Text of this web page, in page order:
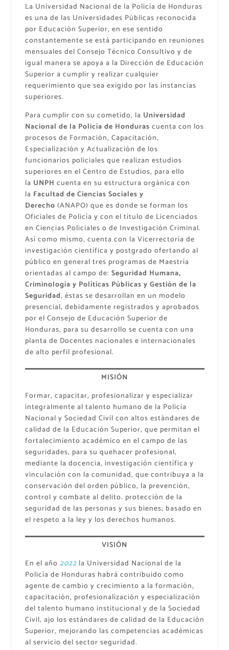
La Universidad Nacional de la Policía de Honduras
es una de las Universidades Públicas reconocida
por Educación Superior, en ese sentido
constantemente se está participando en reuniones
mensuales del Consejo Técnico Consultivo y de
igual manera se apoya a la Dirección de Educación
Superior a cumplir y realizar cualquier
requerimiento que sea exigido por las instancias
superiores.
Para cumplir con su cometido, la Universidad
Nacional de la Policía de Honduras cuenta con los
procesos de Formación, Capacitación,
Especialización y Actualización de los
funcionarios policiales que realizan estudios
superiores en el Centro de Estudios, para ello
la UNPH cuenta en su estructura orgánica con
la Facultad de Ciencias Sociales y
Derecho (ANAPO) que es donde se forman los
Oficiales de Policía y con el título de Licenciados
en Ciencias Policiales o de Investigación Criminal.
Así como mismo, cuenta con la Vicerrectoría de
investigación científica y postgrado ofertando al
público en general tres programas de Maestría
orientadas al campo de: Seguridad Humana,
Criminología y Políticas Públicas y Gestión de la
Seguridad, éstas se desarrollan en un modelo
presencial, debidamente registrados y aprobados
por el Consejo de Educación Superior de
Honduras, para su desarrollo se cuenta con una
planta de Docentes nacionales e internacionales
de alto perfil profesional.
MISIÓN
Formar, capacitar, profesionalizar y especializar
integralmente al talento humano de la Policía
Nacional y Sociedad Civil con altos estándares de
calidad de la Educación Superior, que permitan el
fortalecimiento académico en el campo de las
seguridades, para su quehacer profesional,
mediante la docencia, investigación científica y
vinculación con la comunidad, que contribuya a la
conservación del orden público, la prevención,
control y combate al delito. protección de la
seguridad de las personas y sus bienes; basado en
el respeto a la ley y los derechos humanos.
VISIÓN
En el año 2022la Universidad Nacional de la
Policía de Honduras habrá contribuido como
agente de cambio y crecimiento a la formación,
capacitación, profesionalización y especialización
del talento humano institucional y de la Sociedad
Civil, ajo los estándares de calidad de la Educación
Superior, mejorando las competencias académicas
al servicio del sector seguridad.